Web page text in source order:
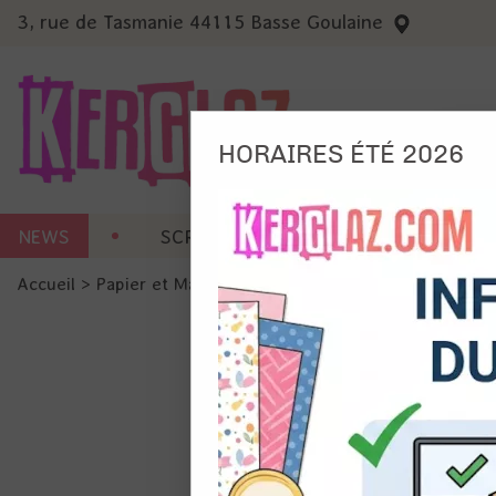
3, rue de Tasmanie 44115 Basse Goulaine
NEWS SCRAP CARTERIE MACHINES
Accueil > Papier et Matière Papier
Ils
et du
précises
Si vous
de la
HORAIRES ÉTÉ 2026